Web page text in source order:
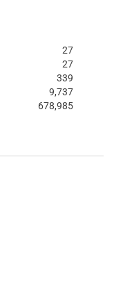
27
27
339
9,737
678,985